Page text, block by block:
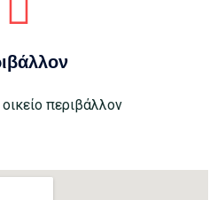
περιβάλλον